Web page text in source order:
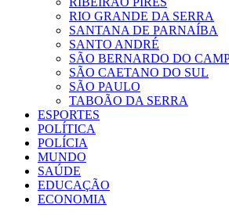
RIO GRANDE DA SERRA
SANTANA DE PARNAÍBA
SANTO ANDRÉ
SÃO BERNARDO DO
SÃO CAETANO DO SUL
SÃO PAULO
TABOÃO DA SERRA
ESPORTES
POLÍTICA
POLÍCIA
MUNDO
SAÚDE
EDUCAÇÃO
ECONOMIA